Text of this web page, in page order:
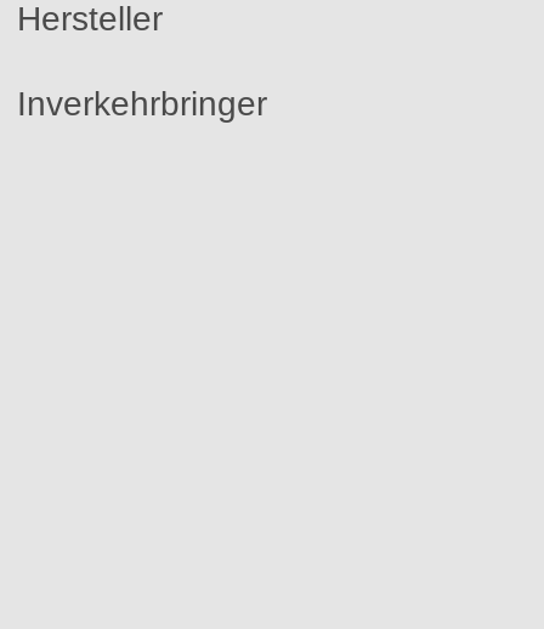
Hersteller
Inverkehrbringer